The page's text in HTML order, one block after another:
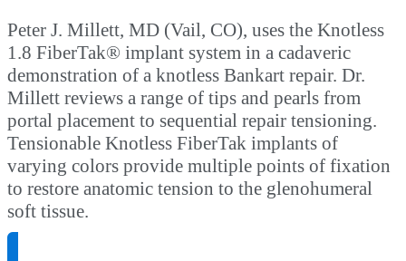
Peter J. Millett, MD (Vail, CO), uses the Knotless
1.8 FiberTak® implant system in a cadaveric
demonstration of a knotless Bankart repair. Dr.
Millett reviews a range of tips and pearls from
portal placement to sequential repair tensioning.
Tensionable Knotless FiberTak implants of
varying colors provide multiple points of fixation
to restore anatomic tension to the glenohumeral
soft tissue.